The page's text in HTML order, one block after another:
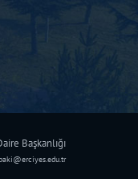
Başkanlığı